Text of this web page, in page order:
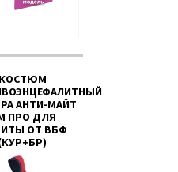
КОСТЮМ
АНТИ-МАЙТ
ПРО ДЛЯ
ОТ ВБФ